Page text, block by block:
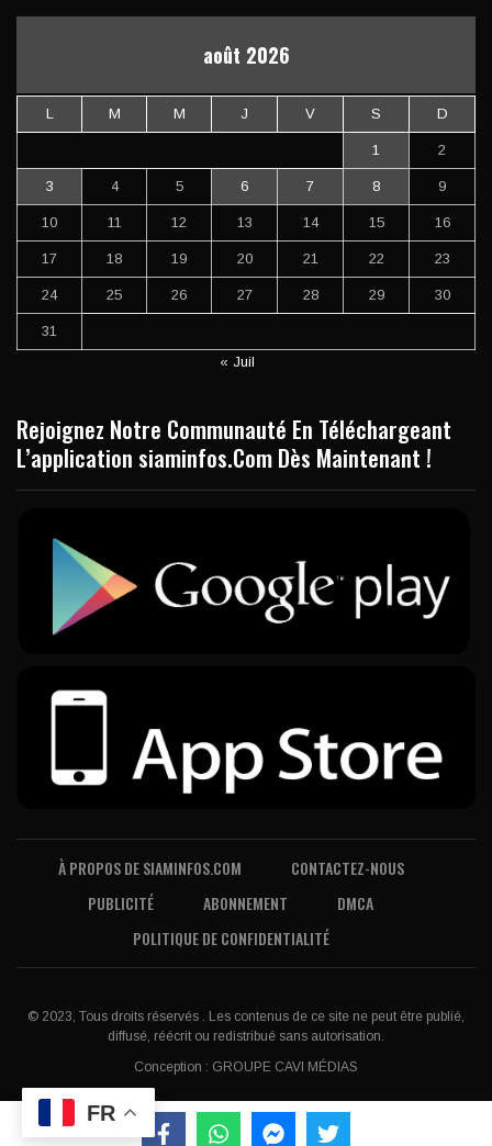
août 2026
L M M J V S D
1 2
3 4 5 6 7 8 9
10 11 12 13 14 15 16
17 18 19 20 21 22 23
24 25 26 27 28 29 30
31
« Juil
Rejoignez Notre Communauté En Téléchargeant
L’application siaminfos.Com Dès Maintenant !
À PROPOS DE SIAMINFOS.COM
CONTACTEZ-NOUS
PUBLICITÉ
ABONNEMENT
DMCA
POLITIQUE DE CONFIDENTIALITÉ
© 2023, Tous droits réservés . Les contenus de ce site ne peut être publié,
diffusé, réécrit ou redistribué sans autorisation.
Conception : GROUPE CAVI MÉDIAS
FR